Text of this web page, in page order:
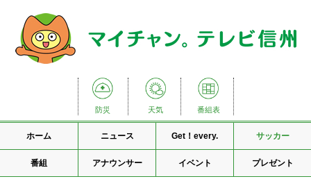
防災 天気 番組表
ホーム ニュース Get！every. サッカー
番組 アナウンサー イベント プレゼント